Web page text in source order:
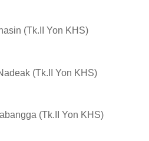
(Tk.II Yon KHS)
(Tk.II Yon KHS)
(Tk.II Yon KHS)